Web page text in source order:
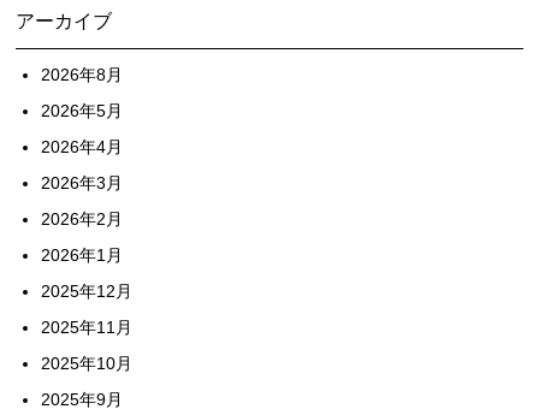
アーカイブ
2026年8月
2026年5月
2026年4月
2026年3月
2026年2月
2026年1月
2025年12月
2025年11月
2025年10月
2025年9月